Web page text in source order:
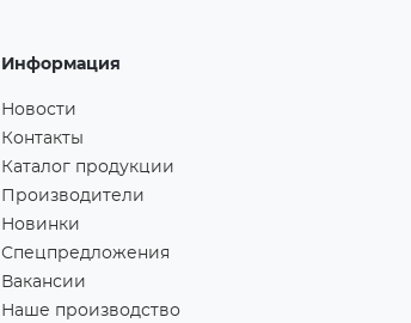
Информация
Новости
Контакты
Каталог продукции
Производители
Новинки
Спецпредложения
Вакансии
Наше производство